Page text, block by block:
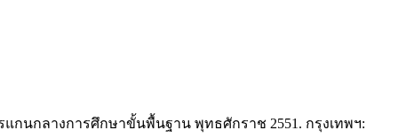
กนกลางการศึกษาขั้นพื้นฐาน พุทธศักราช 2551. กรุงเทพฯ: